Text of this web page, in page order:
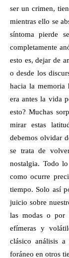
ser un crimen,
mientras ello se
síntoma pierde
completamente
esto es, dejar de
o desde los
hacia la memoria
era antes la vida
esto? Muchas
mirar estas
debemos olvidar
se trata de
nostalgia. Todo
como ocurre
tiempo. Solo así
juicio sobre
las modas o por
efímeras y
clásico análisis
foráneo en otros